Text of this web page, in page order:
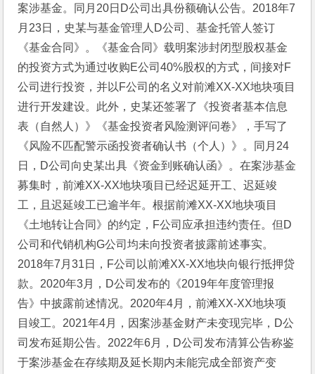
案涉基金。同月20日D公司出具份额确认公告。2018年7
月23日，史某与基金管理人D公司、基金托管人签订
《基金合同》。《基金合同》载明案涉封闭型股权基金
的投资方式为通过收购E公司40%股权的方式，间接对F
公司进行投资，并以F公司的名义对前滩XX-XX地块项目
进行开发建设。此外，史某还签署了《投资者基本信息
表（自然人）》《基金投资者风险测评问卷》，手写了
《风险不匹配警示函投资者确认书（个人）》。同月24
日，D公司向史某出具《资金到账确认函》。在案涉基金
募集时，前滩XX-XX地块项目已经迟延开工、迟延竣
工，且迟延竣工已逾半年。根据前滩XX-XX地块项目
《土地转让合同》的约定，F公司应承担违约责任。但D
公司和代销机构G公司均未向投资者披露前述事实。
2018年7月31日，F公司以前滩XX-XX地块向银行抵押贷
款。2020年3月，D公司发布的《2019年年度管理报
告》中披露前述情况。2020年4月，前滩XX-XX地块项
目竣工。2021年4月，因案涉基金财产未变现完毕，D公
司发布延期公告。2022年6月，D公司发布清算公告称鉴
于案涉基金在存续期及延长期内未能完成全部资产变